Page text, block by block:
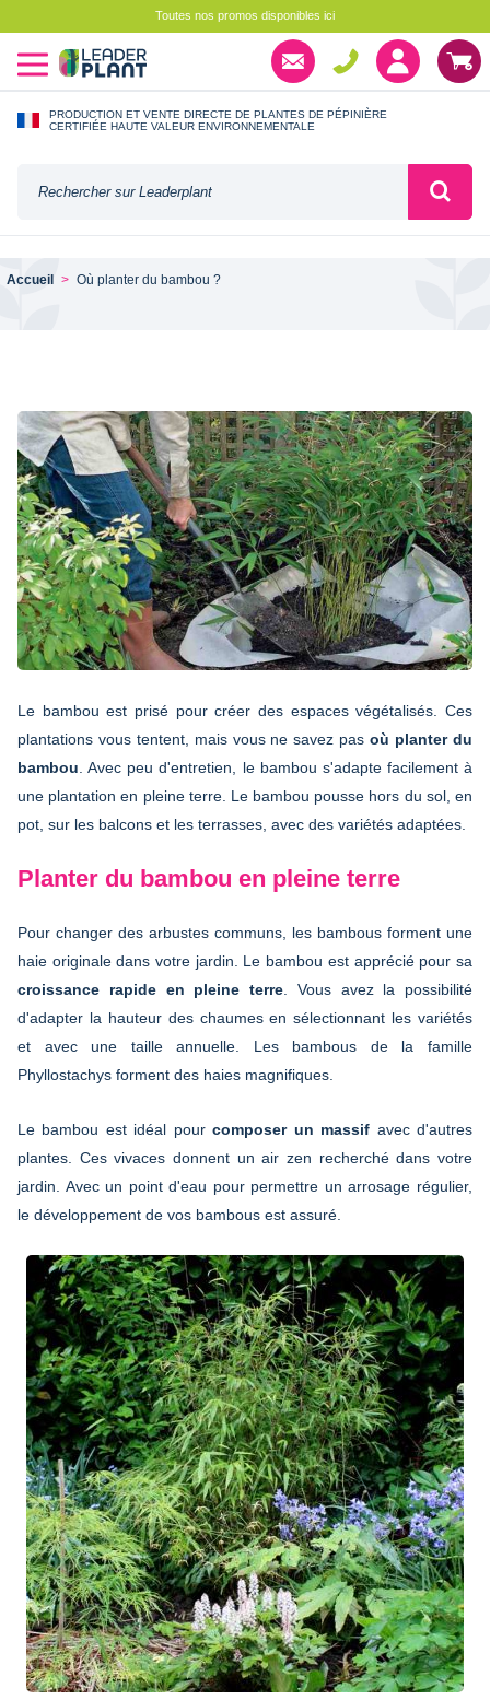
Toutes nos promos disponibles ici
PRODUCTION ET VENTE DIRECTE DE PLANTES DE PÉPINIÈRE
CERTIFIÉE HAUTE VALEUR ENVIRONNEMENTALE
Accueil Où planter du bambou ?
Le bambou est prisé pour créer des espaces végétalisés. Ces
plantations vous tentent, mais vous ne savez pasoù planter du
bambou. Avec peu d'entretien, le bambou s'adapte facilement à
une plantation en pleine terre. Le bambou pousse hors du sol, en
pot, sur les balcons et les terrasses, avec des variétés adaptées.
Planter du bambou en pleine terre
Pour changer des arbustes communs, les bambous forment une
haie originale dans votre jardin. Le bambou est apprécié pour sa
croissance rapide en pleine terre. Vous avez la possibilité
d'adapter la hauteur des chaumes en sélectionnant les variétés
et avec une taille annuelle. Les bambous de la famille
Phyllostachys forment des haies magnifiques.
Le bambou est idéal pourcomposer un massif avec d'autres
plantes. Ces vivaces donnent un air zen recherché dans votre
jardin. Avec un point d'eau pour permettre un arrosage régulier,
le développement de vos bambous est assuré.